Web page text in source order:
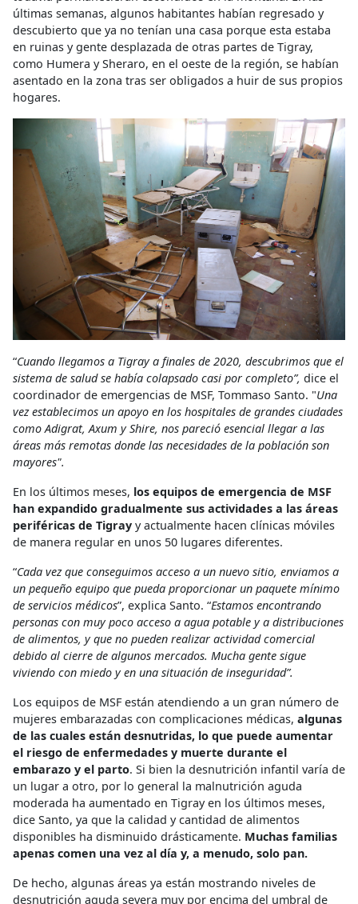
últimas semanas, algunos habitantes habían regresado y
descubierto que ya no tenían una casa porque esta estaba
en ruinas y gente desplazada de otras partes de Tigray,
como Humera y Sheraro, en el oeste de la región, se habían
asentado en la zona tras ser obligados a huir de sus propios
hogares.
“Cuando llegamos a Tigray a finales de 2020, descubrimos que el
sistema de salud se había colapsado casi por completo”, dice el
coordinador de emergencias de MSF, Tommaso Santo. "Una
vez establecimos un apoyo en los hospitales de grandes ciudades
como Adigrat, Axum y Shire, nos pareció esencial llegar a las
áreas más remotas donde las necesidades de la población son
mayores".
En los últimos meses, los equipos de emergencia de MSF
han expandido gradualmente sus actividades a las áreas
periféricas de Tigray y actualmente hacen clínicas móviles
de manera regular en unos 50 lugares diferentes.
“Cada vez que conseguimos acceso a un nuevo sitio, enviamos a
un pequeño equipo que pueda proporcionar un paquete mínimo
de servicios médicos”, explica Santo. “Estamos encontrando
personas con muy poco acceso a agua potable y a distribuciones
de alimentos, y que no pueden realizar actividad comercial
debido al cierre de algunos mercados. Mucha gente sigue
viviendo con miedo y en una situación de inseguridad”.
Los equipos de MSF están atendiendo a un gran número de
mujeres embarazadas con complicaciones médicas, algunas
de las cuales están desnutridas, lo que puede aumentar
el riesgo de enfermedades y muerte durante el
embarazo y el parto. Si bien la desnutrición infantil varía de
un lugar a otro, por lo general la malnutrición aguda
moderada ha aumentado en Tigray en los últimos meses,
dice Santo, ya que la calidad y cantidad de alimentos
disponibles ha disminuido drásticamente. Muchas familias
apenas comen una vez al día y, a menudo, solo pan.
De hecho, algunas áreas ya están mostrando niveles de
desnutrición aguda severa muy por encima del umbral de